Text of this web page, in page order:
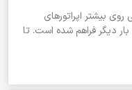
بیشتر اپراتورهای
بار دیگر فراهم شده است. تا